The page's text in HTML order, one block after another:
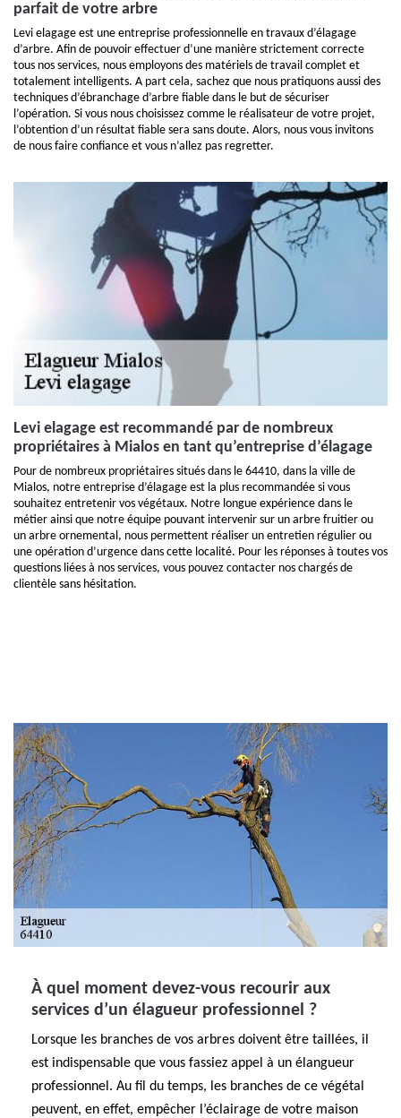
parfait de votre arbre
Levi elagage est une entreprise professionnelle en travaux d’élagage
d’arbre. Afin de pouvoir effectuer d’une manière strictement correcte
tous nos services, nous employons des matériels de travail complet et
totalement intelligents. A part cela, sachez que nous pratiquons aussi des
techniques d’ébranchage d’arbre fiable dans le but de sécuriser
l’opération. Si vous nous choisissez comme le réalisateur de votre projet,
l’obtention d’un résultat fiable sera sans doute. Alors, nous vous invitons
de nous faire confiance et vous n’allez pas regretter.
Levi elagage est recommandé par de nombreux
propriétaires à Mialos en tant qu’entreprise d’élagage
Pour de nombreux propriétaires situés dans le 64410, dans la ville de
Mialos, notre entreprise d’élagage est la plus recommandée si vous
souhaitez entretenir vos végétaux. Notre longue expérience dans le
métier ainsi que notre équipe pouvant intervenir sur un arbre fruitier ou
un arbre ornemental, nous permettent réaliser un entretien régulier ou
une opération d’urgence dans cette localité. Pour les réponses à toutes vos
questions liées à nos services, vous pouvez contacter nos chargés de
clientèle sans hésitation.
À quel moment devez-vous recourir aux
services d’un élagueur professionnel ?
Lorsque les branches de vos arbres doivent être taillées, il
est indispensable que vous fassiez appel à un élangueur
professionnel. Au fil du temps, les branches de ce végétal
peuvent, en effet, empêcher l’éclairage de votre maison